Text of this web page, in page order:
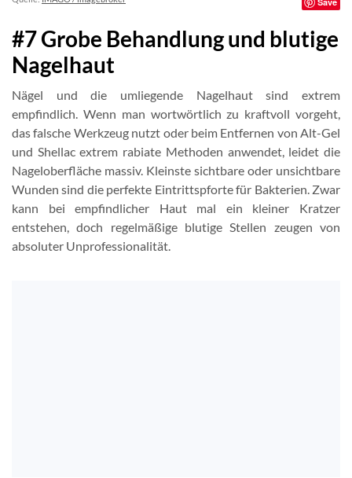
#7 Grobe Behandlung und blutige
Nagelhaut
Nägel und die umliegende Nagelhaut sind extrem
empfindlich. Wenn man wortwörtlich zu kraftvoll vorgeht,
das falsche Werkzeug nutzt oder beim Entfernen von Alt-Gel
und Shellac extrem rabiate Methoden anwendet, leidet die
Nageloberfläche massiv. Kleinste sichtbare oder unsichtbare
Wunden sind die perfekte Eintrittspforte für Bakterien. Zwar
kann bei empfindlicher Haut mal ein kleiner Kratzer
entstehen, doch regelmäßige blutige Stellen zeugen von
absoluter Unprofessionalität.